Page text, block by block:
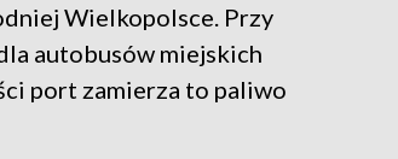
Wielkopolsce. Przy
autobusów miejskich
port zamierza to paliwo